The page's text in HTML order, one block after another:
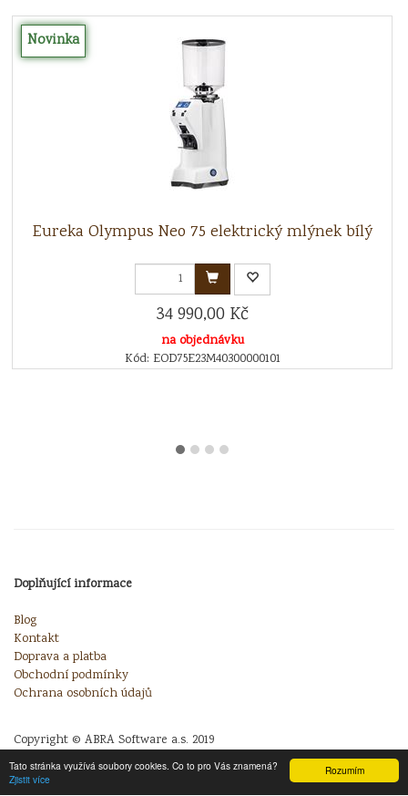
Rozumím
Tato stránka využívá soubory cookies. Co to pro Vás znamená?
Zjistit více
Novinka
Eureka Olympus Neo 75 elektrický mlýnek bílý
34 990,00 Kč
na objednávku
Kód: EOD75E23M40300000101
Doplňující informace
Blog
Kontakt
Doprava a platba
Obchodní podmínky
Ochrana osobních údajů
Copyright © ABRA Software a.s. 2019